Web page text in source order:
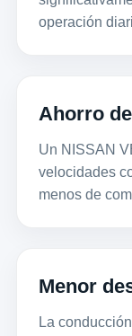
operación
Ahorro
Un NISSAN
velocidades
menos de
Menor
La